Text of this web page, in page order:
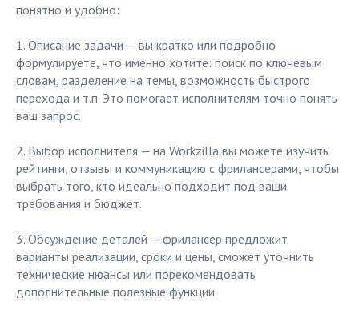
понятно и удобно:
1. Описание задачи — вы кратко или подробно
формулируете, что именно хотите: поиск по ключевым
словам, разделение на темы, возможность быстрого
перехода и т.п. Это помогает исполнителям точно понять
ваш запрос.
2. Выбор исполнителя — на Workzilla вы можете изучить
рейтинги, отзывы и коммуникацию с фрилансерами, чтобы
выбрать того, кто идеально подходит под ваши
требования и бюджет.
3. Обсуждение деталей — фрилансер предложит
варианты реализации, сроки и цены, сможет уточнить
технические нюансы или порекомендовать
дополнительные полезные функции.